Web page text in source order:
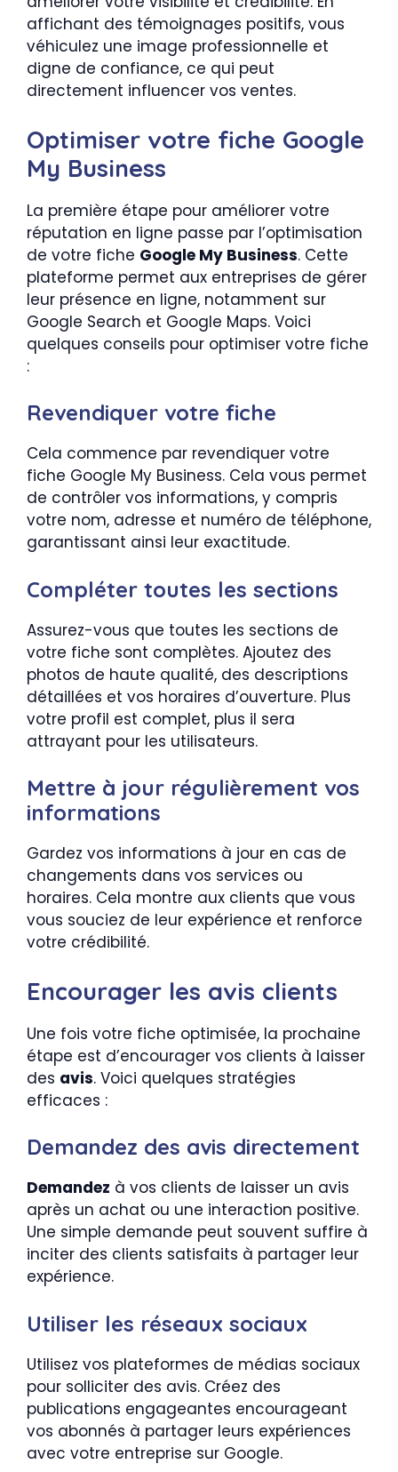
affichant des témoignages positifs, vous
véhiculez une image professionnelle et
digne de confiance, ce qui peut
directement influencer vos ventes.
Optimiser votre fiche Google
My Business
La première étape pour améliorer votre
réputation en ligne passe par l’optimisation
de votre fiche Google My Business. Cette
plateforme permet aux entreprises de gérer
leur présence en ligne, notamment sur
Google Search et Google Maps. Voici
quelques conseils pour optimiser votre fiche
:
Revendiquer votre fiche
Cela commence par revendiquer votre
fiche Google My Business. Cela vous permet
de contrôler vos informations, y compris
votre nom, adresse et numéro de téléphone,
garantissant ainsi leur exactitude.
Compléter toutes les sections
Assurez-vous que toutes les sections de
votre fiche sont complètes. Ajoutez des
photos de haute qualité, des descriptions
détaillées et vos horaires d’ouverture. Plus
votre profil est complet, plus il sera
attrayant pour les utilisateurs.
Mettre à jour régulièrement vos
informations
Gardez vos informations à jour en cas de
changements dans vos services ou
horaires. Cela montre aux clients que vous
vous souciez de leur expérience et renforce
votre crédibilité.
Encourager les avis clients
Une fois votre fiche optimisée, la prochaine
étape est d’encourager vos clients à laisser
des avis. Voici quelques stratégies
efficaces :
Demandez des avis directement
Demandez à vos clients de laisser un avis
après un achat ou une interaction positive.
Une simple demande peut souvent suffire à
inciter des clients satisfaits à partager leur
expérience.
Utiliser les réseaux sociaux
Utilisez vos plateformes de médias sociaux
pour solliciter des avis. Créez des
publications engageantes encourageant
vos abonnés à partager leurs expériences
avec votre entreprise sur Google.